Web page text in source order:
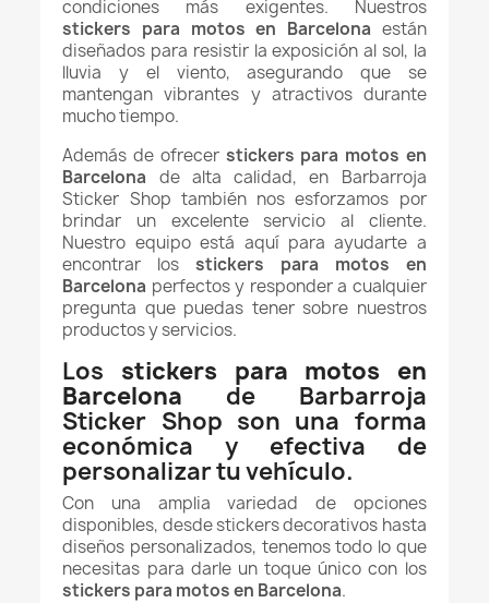
condiciones más exigentes. Nuestros
stickers para motos en Barcelona están
diseñados para resistir la exposición al sol, la
lluvia y el viento, asegurando que se
mantengan vibrantes y atractivos durante
mucho tiempo.
Además de ofrecer stickers para motos en
Barcelona de alta calidad, en Barbarroja
Sticker Shop también nos esforzamos por
brindar un excelente servicio al cliente.
Nuestro equipo está aquí para ayudarte a
encontrar losstickers para motos en
Barcelona perfectos y responder a cualquier
pregunta que puedas tener sobre nuestros
productos y servicios.
Los stickers para motos en
Barcelona de Barbarroja
Sticker Shop son una forma
económica y efectiva de
personalizar tu vehículo.
Con una amplia variedad de opciones
disponibles, desde stickers decorativos hasta
diseños personalizados, tenemos todo lo que
necesitas para darle un toque único con los
stickers para motos en Barcelona.